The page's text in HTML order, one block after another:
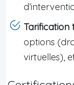
Tarification
options
virtuelles),